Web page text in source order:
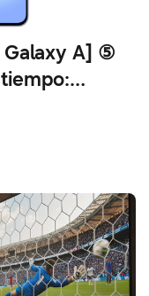
Galaxy A] ⑤
5G fueron